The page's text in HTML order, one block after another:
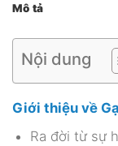
Mô tả
Nội dung
Giới thiệu về
Ra đời từ sự